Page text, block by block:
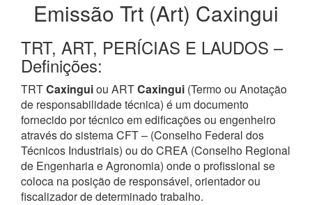
Emissão Trt (Art) Caxingui
TRT, ART, PERÍCIAS E LAUDOS –
Definições:
TRTCaxinguiou ARTCaxingui (Termo ou Anotação
de responsabilidade técnica) é um documento
fornecido por técnico em edificações ou engenheiro
através do sistema CFT – (Conselho Federal dos
Técnicos Industriais) ou do CREA (Conselho Regional
de Engenharia e Agronomia) onde o profissional se
coloca na posição de responsável, orientador ou
fiscalizador de determinado trabalho.